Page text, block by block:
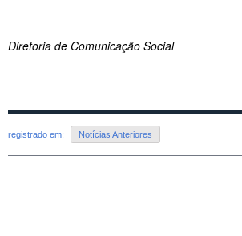
Diretoria de Comunicação Social
registrado em: Notícias Anteriores